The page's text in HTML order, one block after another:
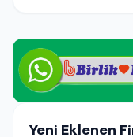
Yeni Eklenen